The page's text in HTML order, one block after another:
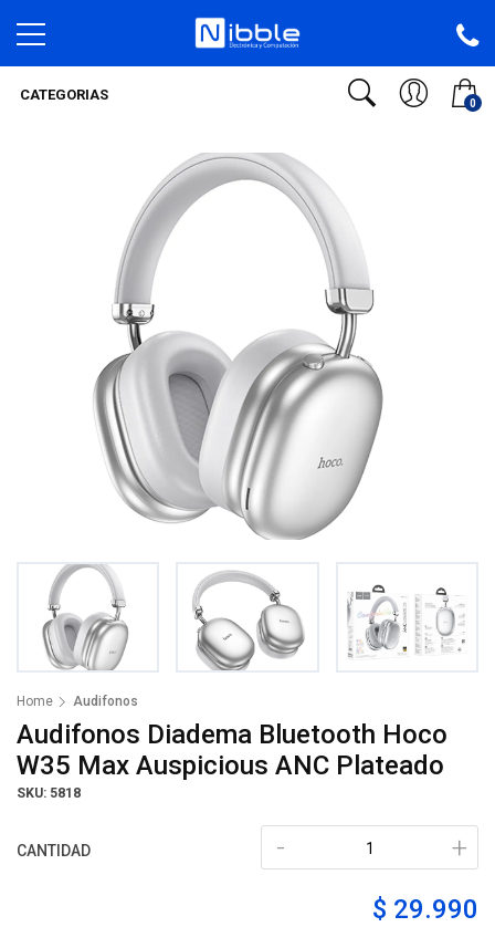
0
CATEGORIAS
Home Audifonos
Audifonos Diadema Bluetooth Hoco
W35 Max Auspicious ANC Plateado
SKU: 5818
CANTIDAD +
-
$ 29.990